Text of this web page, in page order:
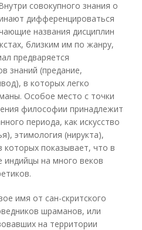
совокупного знания о
дифференцироваться
названия дисциплин
близким им по жанру,
предваряется
знаний (предание,
в которых легко
Особое место с точки
философии принадлежит
периода, как искусство
этимология (нирукта),
показывает, что в
индийцы на много веков
имя от сан-скритского
шраманов, или
на территории